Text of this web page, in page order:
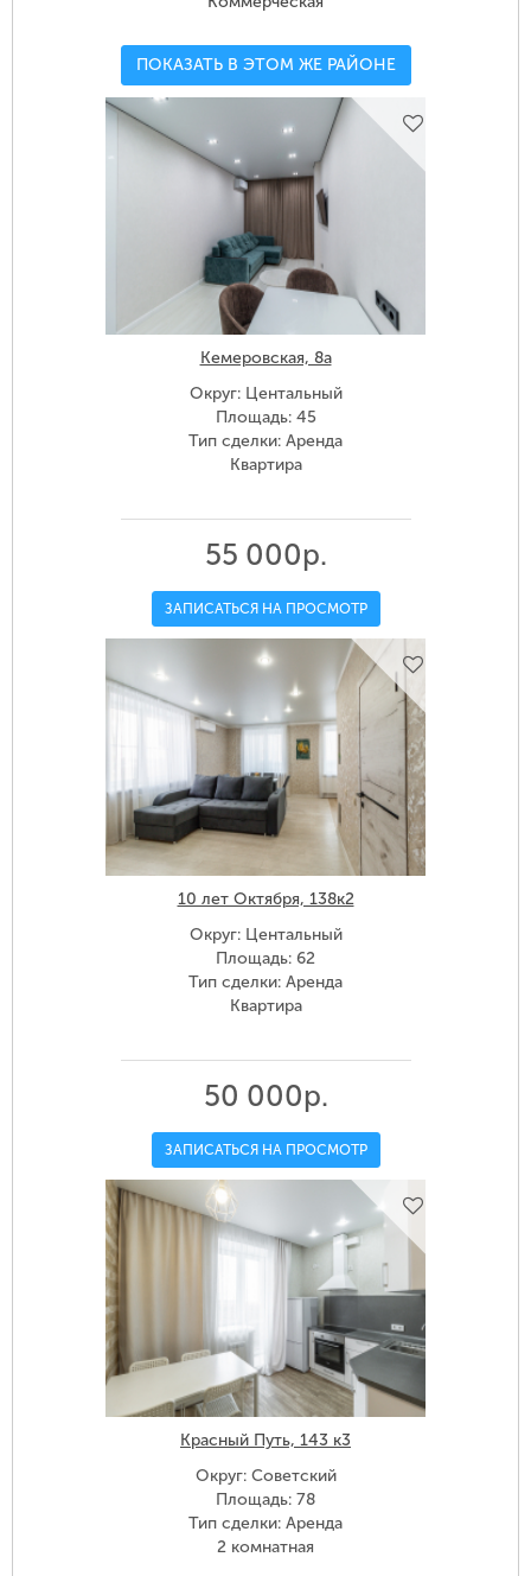
ПОКАЗАТЬ В ЭТОМ ЖЕ РАЙОНЕ
Кемеровская, 8а
Округ: Центальный
Площадь: 45
Тип сделки: Аренда
Квартира
55 000р.
ЗАПИСАТЬСЯ НА ПРОСМОТР
10 лет Октября, 138к2
Округ: Центальный
Площадь: 62
Тип сделки: Аренда
Квартира
50 000р.
ЗАПИСАТЬСЯ НА ПРОСМОТР
Красный Путь, 143 к3
Округ: Советский
Площадь: 78
Тип сделки: Аренда
2 комнатная